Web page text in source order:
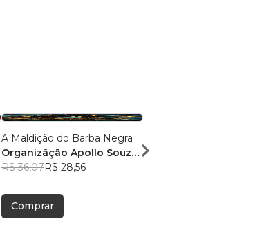
A Maldição do Barba Negra
Organizãção Apollo Souza
e Soraya Brito
R$ 36,07R$ 28,56
Comprar
Organização Apollo